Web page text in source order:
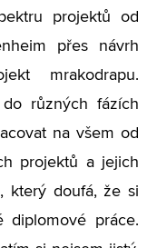
projektů od
přes návrh
mrakodrapu.
různých fázích
na všem od
projektů a jejich
který doufá, že si
diplomové práce.